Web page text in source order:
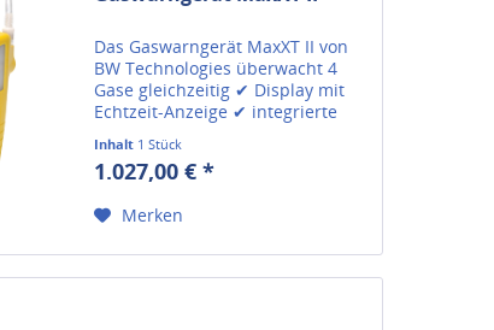
Das Gaswarngerät MaxXT II von
BW Technologies überwacht 4
Gase gleichzeitig ✔ Display mit
Echtzeit-Anzeige ✔ integrierte
Pumpe für Freimessung ✔.
Inhalt 1 Stück
1.027,00 € *
Merken